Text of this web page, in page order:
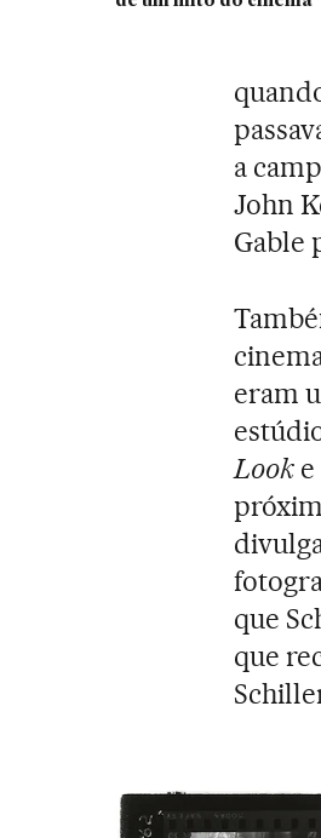
a
John
Gable
eram
Look e
que
que